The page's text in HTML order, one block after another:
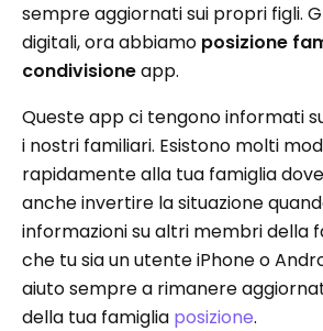
sempre aggiornati sui propri figli.
digitali, ora abbiamo posizione
condivisioneapp.
Queste app ci tengono informati
i nostri familiari. Esistono molti
rapidamente alla tua famiglia
anche invertire la situazione
informazioni su altri membri della
che tu sia un utente iPhone o
aiuto sempre a rimanere
della tua famiglia posizione.